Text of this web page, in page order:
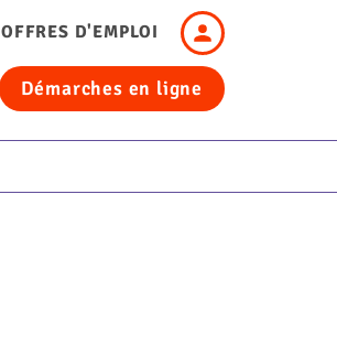
OFFRES D'EMPLOI
Header
-
Connexion
Démarches en ligne